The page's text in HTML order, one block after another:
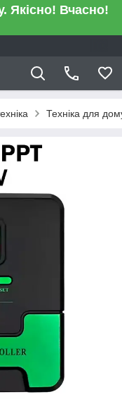
Якісно! Вчасно!
Техніка для